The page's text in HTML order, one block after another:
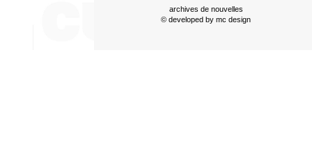
archives de nouvelles
© developed by mc design